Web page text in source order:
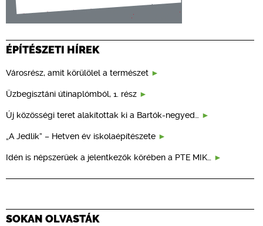
ÉPÍTÉSZETI HÍREK
Városrész, amit körülölel a természet
Üzbegisztáni útinaplómból, 1. rész
Új közösségi teret alakítottak ki a Bartók-negyed…
„A Jedlik” – Hetven év iskolaépítészete
Idén is népszerűek a jelentkezők körében a PTE MIK…
SOKAN OLVASTÁK